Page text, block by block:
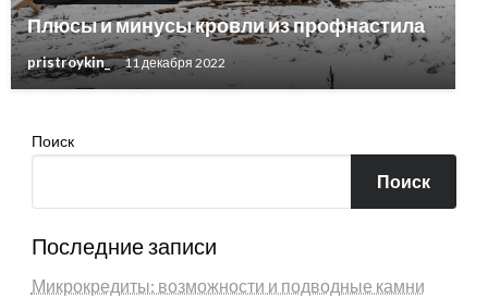
Плюсы и минусы кровли из профнастила
pristroykin_ 11 декабря 2022
Поиск
Поиск
Последние записи
Микрокредиты: возможности и подводные камни